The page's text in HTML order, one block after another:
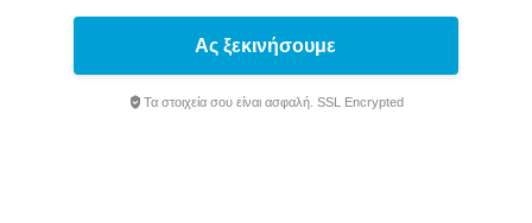
Ας ξεκινήσουμε
Τα στοιχεία σου είναι ασφαλή. SSL Encrypted